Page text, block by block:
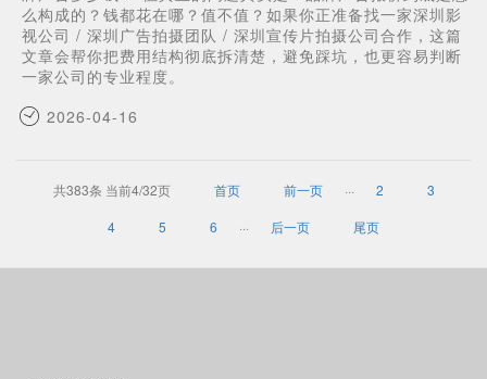
么构成的？钱都花在哪？值不值？如果你正准备找一家深圳影
视公司 / 深圳广告拍摄团队 / 深圳宣传片拍摄公司合作，这篇
文章会帮你把费用结构彻底拆清楚，避免踩坑，也更容易判断
一家公司的专业程度。
2026-04-16
共383条 当前4/32页 首页 前一页 ··· 2
3
4
5 6 ··· 后一页 尾页